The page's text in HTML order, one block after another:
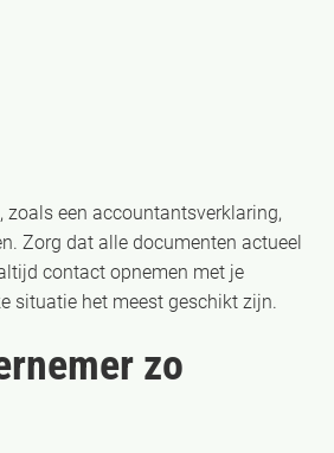
zoals een accountantsverklaring,
Zorg dat alle documenten actueel
contact opnemen met je
situatie het meest geschikt zijn.
zo